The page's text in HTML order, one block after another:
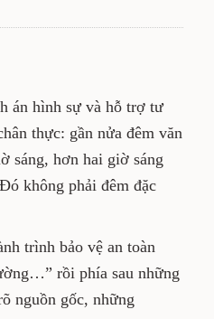
án hình sự và hỗ trợ tư
thực: gần nửa đêm văn
sáng, hơn hai giờ sáng
không phải đêm đặc
trình bảo vệ an toàn
rồi phía sau những
nguồn gốc, những